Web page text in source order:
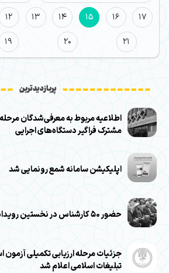
12 13 14 15 16
17
19 20 21
پربازدیدترین
اطلاعیه مربوط به معرفی‌شدگان
مشترک فراگیر دستگاه‌های اجرایی
اپلیکیشن سامانه شمع رونمایی شد
حضور ۵۰ کارشناس در نخستین رویداد منطقه‌ای قرآنی
جزئیات مرحله ارزیابی تکمیلی
تبلیغات اسلامی اعلام شد